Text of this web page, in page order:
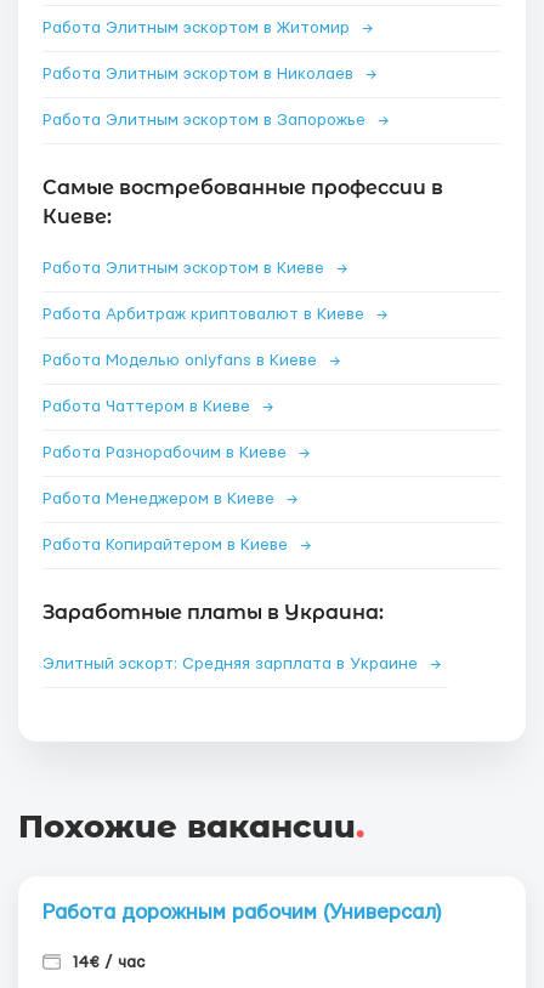
Работа Элитным эскортом в Житомир →
Работа Элитным эскортом в Николаев →
Работа Элитным эскортом в Запорожье →
Самые востребованные профессии в
Киеве:
Работа Элитным эскортом в Киеве →
Работа Арбитраж криптовалют в Киеве →
Работа Моделью onlyfans в Киеве →
Работа Чаттером в Киеве →
Работа Разнорабочим в Киеве →
Работа Менеджером в Киеве →
Работа Копирайтером в Киеве →
Заработные платы в Украина:
Элитный эскорт: Средняя зарплата в Украине →
Похожие вакансии.
Работа дорожным рабочим (Универсал)
14€ / час